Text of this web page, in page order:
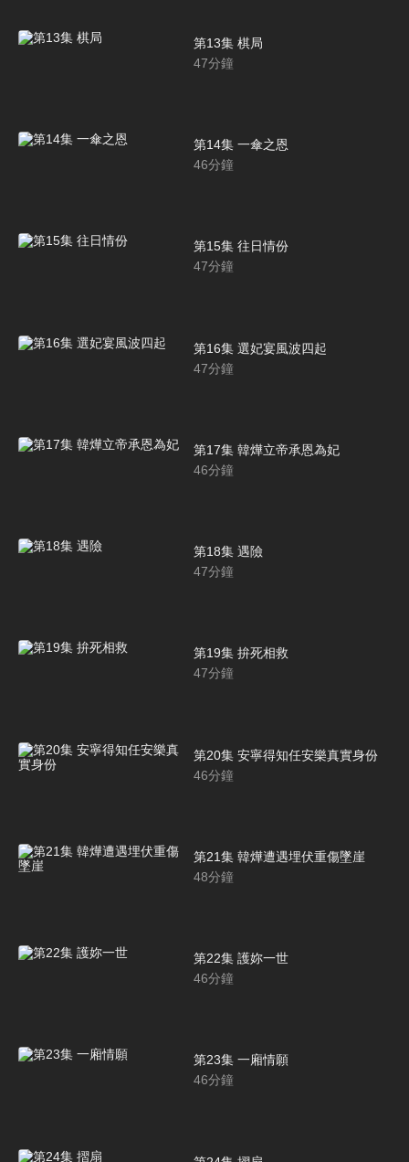
第13集 棋局
47分鐘
第14集 一傘之恩
46分鐘
第15集 往日情份
47分鐘
第16集 選妃宴風波四起
47分鐘
第17集 韓燁立帝承恩為妃
46分鐘
第18集 遇險
47分鐘
第19集 拚死相救
47分鐘
第20集 安寧得知任安樂真實身份
46分鐘
第21集 韓燁遭遇埋伏重傷墜崖
48分鐘
第22集 護妳一世
46分鐘
第23集 一廂情願
46分鐘